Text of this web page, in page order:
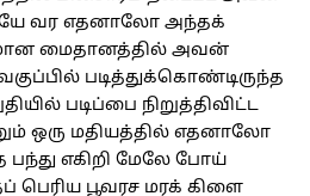
வர எதனாலோ அந்தக்
மைதானத்தில் அவன்
படித்துக்கொண்டிருந்த
படிப்பை நிறுத்திவிட்ட
ஒரு மதியத்தில் எதனாலோ
எகிறி மேலே போய்
பூவரச மரக் கிளை